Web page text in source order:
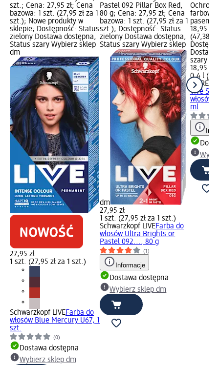
szt.; Cena: 27,95 zł; Cena
bazowa: 1 szt. (27,95 zł za 1
szt.); Nowe produkty w
sklepie; Dostępność: Status
zielony Dostawa dostępna,
Status szary Wybierz sklep
dm
27,95 zł
1 szt. (27,95 zł za 1 szt.)
Schwarzkopf LIVEFarba do
włosów Blue Mercury U67, 1
szt.
(0)
Dostawa dostępna
Wybierz sklep dm
Pastel 092 Pillar Box Red,
80 g; Cena: 27,95 zł; Cena
bazowa: 1 szt. (27,95 zł za 1
szt.); Dostępność: Status
zielony Dostawa dostępna,
Status szary Wybierz sklep
dm
27,95 zł
1 szt. (27,95 zł za 1 szt.)
Schwarzkopf LIVEFarba do
włosów Ultra Brights or
Pastel 092..., 80 g
(1)
Informacje
Dostawa dostępna
Wybierz sklep dm
18,95
(47,38
szary
18,95 zł
0,4 l
Vive
włosów
ml